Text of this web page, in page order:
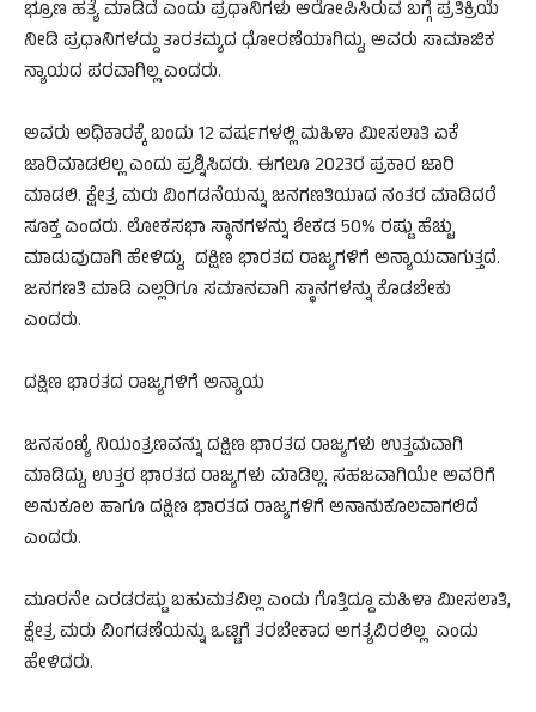
ಭ್ರೂಣ ಹತ್ಯೆ ಮಾಡಿದೆ ಎಂದು ಪ್ರಧಾನಿಗಳು ಆರೋಪಿಸಿರುವ ಬಗ್ಗೆ ಪ್ರತಿಕ್ರಿಯೆ
ನೀಡಿ ಪ್ರಧಾನಿಗಳದ್ದು ತಾರತಮ್ಯದ ಧೋರಣೆಯಾಗಿದ್ದು, ಅವರು ಸಾಮಾಜಿಕ
ನ್ಯಾಯದ ಪರವಾಗಿಲ್ಲ ಎಂದರು.
ಅವರು ಅಧಿಕಾರಕ್ಕೆ ಬಂದು 12 ವರ್ಷಗಳಲ್ಲಿ ಮಹಿಳಾ ಮೀಸಲಾತಿ ಏಕೆ
ಜಾರಿಮಾಡಲಿಲ್ಲ ಎಂದು ಪ್ರಶ್ನಿಸಿದರು. ಈಗಲೂ 2023ರ ಪ್ರಕಾರ ಜಾರಿ
ಮಾಡಲಿ. ಕ್ಷೇತ್ರ ಮರು ವಿಂಗಡನೆಯನ್ನು ಜನಗಣತಿಯಾದ ನಂತರ ಮಾಡಿದರೆ
ಸೂಕ್ತ ಎಂದರು. ಲೋಕಸಭಾ ಸ್ಥಾನಗಳನ್ನು ಶೇಕಡ 50% ರಷ್ಟು ಹೆಚ್ಚು
ಮಾಡುವುದಾಗಿ ಹೇಳಿದ್ದು, ದಕ್ಷಿಣ ಭಾರತದ ರಾಜ್ಯಗಳಿಗೆ ಅನ್ಯಾಯವಾಗುತ್ತದೆ.
ಜನಗಣತಿ ಮಾಡಿ ಎಲ್ಲರಿಗೂ ಸಮಾನವಾಗಿ ಸ್ಥಾನಗಳನ್ನು ಕೊಡಬೇಕು
ಎಂದರು.
ದಕ್ಷಿಣ ಭಾರತದ ರಾಜ್ಯಗಳಿಗೆ ಅನ್ಯಾಯ
ಜನಸಂಖ್ಯೆ ನಿಯಂತ್ರಣವನ್ನು ದಕ್ಷಿಣ ಭಾರತದ ರಾಜ್ಯಗಳು ಉತ್ತಮವಾಗಿ
ಮಾಡಿದ್ದು, ಉತ್ತರ ಭಾರತದ ರಾಜ್ಯಗಳು ಮಾಡಿಲ್ಲ. ಸಹಜವಾಗಿಯೇ ಅವರಿಗೆ
ಅನುಕೂಲ ಹಾಗೂ ದಕ್ಷಿಣ ಭಾರತದ ರಾಜ್ಯಗಳಿಗೆ ಅನಾನುಕೂಲವಾಗಲಿದೆ
ಎಂದರು.
ಮೂರನೇ ಎರಡರಷ್ಟು ಬಹುಮತವಿಲ್ಲ ಎಂದು ಗೊತ್ತಿದ್ದೂ ಮಹಿಳಾ ಮೀಸಲಾತಿ,
ಕ್ಷೇತ್ರ ಮರು ವಿಂಗಡಣೆಯನ್ನು ಒಟ್ಟಿಗೆ ತರಬೇಕಾದ ಅಗತ್ಯವಿರಲಿಲ್ಲ ಎಂದು
ಹೇಳಿದರು.